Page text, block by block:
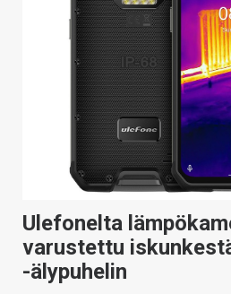
Ulefonelta
varustettu
-älypuhelin